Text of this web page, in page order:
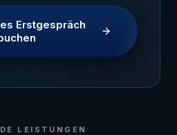
Erstgespräch
LEISTUNGEN